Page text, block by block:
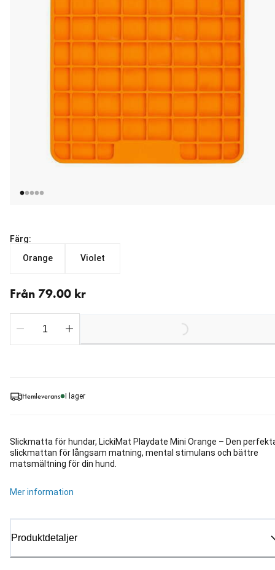
Hemleverans I lager
Slickmatta för hundar, LickiMat Playdate Mini Orange – Den
slickmattan för långsam matning, mental stimulans och bättre
matsmältning för din hund.
Mer information
Produktdetaljer
Färg:
Orange
Violet
Från 79.00 kr Loading...